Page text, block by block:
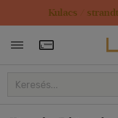
Kulacs /
Törzsvásárlói
Szűrés
Összes
Gyermek és ifjúsági
Rendezés
Relevancia